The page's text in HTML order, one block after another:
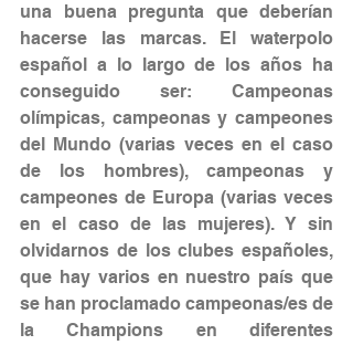
una buena pregunta que deberían
hacerse las marcas. El waterpolo
español a lo largo de los años ha
conseguido ser: Campeonas
olímpicas, campeonas y campeones
del Mundo (varias veces en el caso
de los hombres), campeonas y
campeones de Europa (varias veces
en el caso de las mujeres). Y sin
olvidarnos de los clubes españoles,
que hay varios en nuestro país que
se han proclamado campeonas/es de
la Champions en diferentes